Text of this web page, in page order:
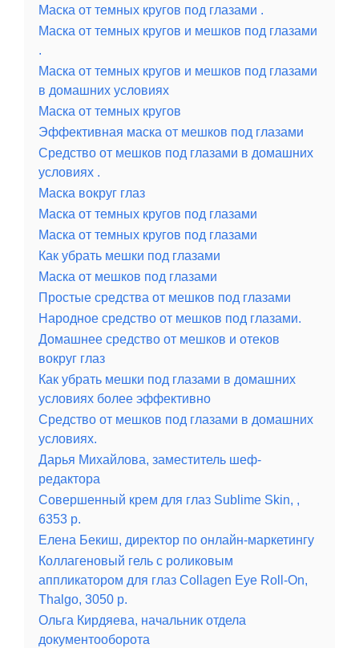
Маска от темных кругов под глазами .
Маска от темных кругов и мешков под глазами
.
Маска от темных кругов и мешков под глазами
в домашних условиях
Маска от темных кругов
Эффективная маска от мешков под глазами
Средство от мешков под глазами в домашних
условиях .
Маска вокруг глаз
Маска от темных кругов под глазами
Маска от темных кругов под глазами
Как убрать мешки под глазами
Маска от мешков под глазами
Простые средства от мешков под глазами
Народное средство от мешков под глазами.
Домашнее средство от мешков и отеков
вокруг глаз
Как убрать мешки под глазами в домашних
условиях более эффективно
Средство от мешков под глазами в домашних
условиях.
Дарья Михайлова, заместитель шеф-
редактора
Совершенный крем для глаз Sublime Skin, ,
6353 р.
Елена Бекиш, директор по онлайн-маркетингу
Коллагеновый гель с роликовым
аппликатором для глаз Collagen Eye Roll-On,
Thalgo, 3050 р.
Ольга Кирдяева, начальник отдела
документооборота